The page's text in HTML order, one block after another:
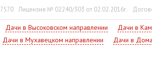
Лицензия № 02240/303 от 02.02.2016г.
Дачи в Высоковском направлении Дачи в
Дачи в Мухавецком направлении Дачи в